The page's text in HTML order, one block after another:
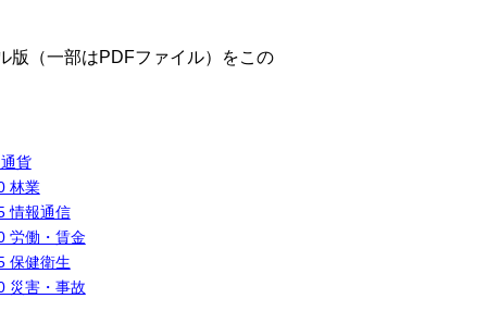
版（一部はPDFファイル）をこの
貨
林業
情報通信
労働・賃金
保健衛生
災害・事故